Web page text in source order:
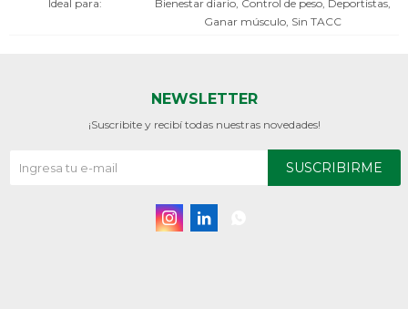
Ideal para
Bienestar diario, Control de peso, Deportistas,
Ganar músculo, Sin TACC
NEWSLETTER
¡Suscribite y recibí todas nuestras novedades!
SUSCRIBIRME
 